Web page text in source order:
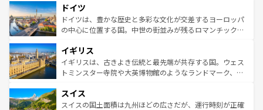
せる。地方によって風土や気候が異なるスペインはその個
性で訪れる人を魅了する。 なお、新着のスペイン情報は コ
ンテンツ一覧を参照してほしい。
で、幅広い魅力が詰まっている。華麗な宮殿、歴史的な大
聖堂、美しいビーチ、そして豊かな自然が、訪れる者を心
から魅了する。また、フランスは美食の国としても知ら
いる。シャンパンの発祥地であるランス、プロヴァンスの
香り高いラベンダー畑など、多彩な楽しみ方が可能だ。さ
らに、パリ以外の地域にも魅力が溢れており、どの街角に
れる地方に足を運ぶとそれぞれで全く異なる文化を体験で
きるだろう。 なお、新着のフランス情報はコンテンツ一覧
ドイツ
ドイツは、豊かな歴史と多彩な文化が交差するヨーロッパ
の中心に位置する国。中世の街並みが残るロマンチック街
顔を持つこの国は、どこを歩いても飽きることがない。ベ
ルリンの文化的活気、バイエルン州のアルプスの絶景、そ
してライン川沿いのワイン畑といった風景は必見。ビール
は、お酒好きな人にはぜひ体験してほしい。 なお、新着の
ドイツ情報はコンテンツ一覧を参照してほしい。
イギリス
イギリスは、古きよき伝統と最先端が共存する国。ウェス
トミンスター寺院や大英博物館のようなランドマーク、歴
リアごとに異なる魅力がある。また、優雅なアフタヌーン
ティー、ビール好きにはたまらない英国パブ、サッカー観
スイス
スイスの国土面積は九州ほどの広さだが、運行時刻が正確